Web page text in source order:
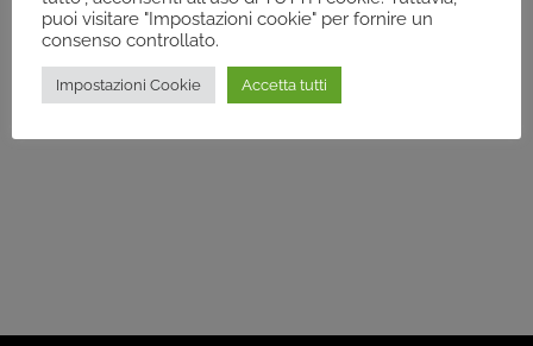
ilTour Evo & Art Experience nei Colli Martani
Montefalco e Giano dell’Umbria, tra Medioevo e
Rinascimento, sulle orme di Francesco tra rocche e
castelli.
puoi visitare "Impostazioni cookie" per fornire un
consenso controllato.
Impostazioni Cookie Accetta tutti